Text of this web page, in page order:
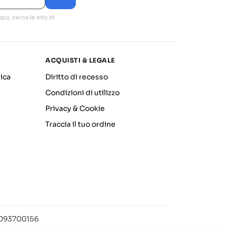
cerca le info di
ACQUISTI & LEGALE
Diritto di recesso
Condizioni di utilizzo
Privacy & Cookie
Traccia il tuo ordine